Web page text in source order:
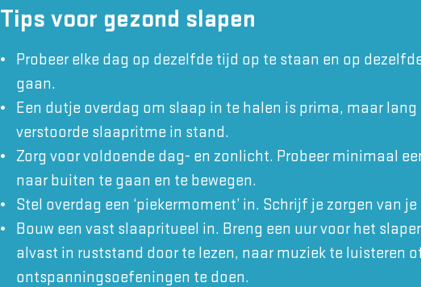
Tips voor gezond slapen
Probeer elke dag op dezelfde tijd op te staan en op
gaan.
Een dutje overdag om slaap in te halen is prima, maar
verstoorde slaapritme in stand.
Zorg voor voldoende dag- en zonlicht. Probeer minimaal
naar buiten te gaan en te bewegen.
Stel overdag een ‘piekermoment’ in. Schrijf je zorgen van je
Bouw een vast slaapritueel in. Breng een uur voor het
alvast in ruststand door te lezen, naar muziek te luisteren
ontspanningsoefeningen te doen.